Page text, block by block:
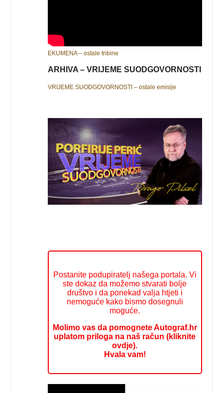
EKUMENA – ostale tribine
ARHIVA – VRIJEME SUODGOVORNOSTI
VRIJEME SUODGOVORNOSTI – ostale emisije
Postanite podupiratelj našega portala. Vi
ste dokaz da možemo stvarati bolje
društvo i da ponekad valja htjeti i
nemoguće kako bismo dosegnuli
moguće.
Molimo vas da pomognete Autograf.hr
uplatom priloga na naš račun (kliknite
ovdje).
Hvala vam!